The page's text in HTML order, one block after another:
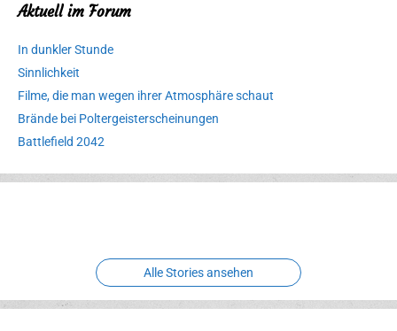
Aktuell im Forum
In dunkler Stunde
Sinnlichkeit
Filme, die man wegen ihrer Atmosphäre schaut
Brände bei Poltergeisterscheinungen
Battlefield 2042
Erlebnispark
Verbotene
Alle Stories ansehen